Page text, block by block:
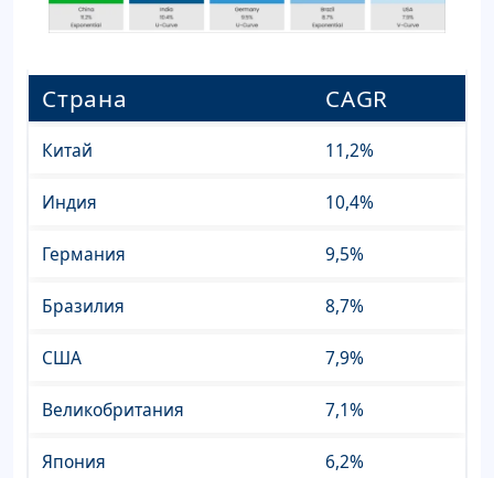
Страна CAGR
Китай 11,2%
Индия 10,4%
Германия 9,5%
Бразилия 8,7%
США 7,9%
Великобритания 7,1%
Япония 6,2%